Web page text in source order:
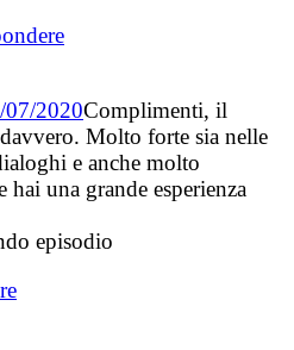
07/2020Complimenti, il
Molto forte sia nelle
e anche molto
hai una grande esperienza
episodio